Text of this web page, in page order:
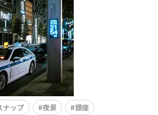
ナップ 夜景 銀座